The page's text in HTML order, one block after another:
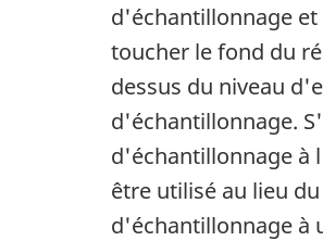
d'échantillonnage
toucher le fond du
dessus du niveau
d'échantillonnage.
d'échantillonnage à
être utilisé au lieu
d'échantillonnage à